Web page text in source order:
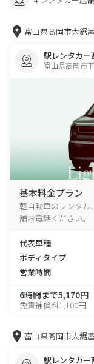
富山県高岡市大鋸
駅レンタカー
富山県高岡市
基本料金プラン
軽自動車のレンタル
舗お電話ください。
代表車種
ボディタイプ
営業時間
6時間まで5,170円
免責補償料1,100円
富山県高岡市大鋸
駅レンタカー